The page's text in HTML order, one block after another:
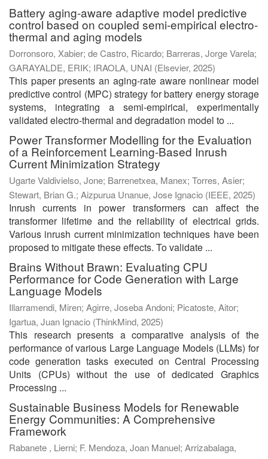
Battery aging-aware adaptive model predictive
control based on coupled semi-empirical electro-
thermal and aging models
Dorronsoro, Xabier; de Castro, Ricardo; Barreras, Jorge Varela;
GARAYALDE, ERIK; IRAOLA, UNAI (Elsevier, 2025)
This paper presents an aging-rate aware nonlinear model
predictive control (MPC) strategy for battery energy storage
systems, integrating a semi-empirical, experimentally
validated electro-thermal and degradation model to ...
Power Transformer Modelling for the Evaluation
of a Reinforcement Learning-Based Inrush
Current Minimization Strategy
Ugarte Valdivielso, Jone; Barrenetxea, Manex; Torres, Asier;
Stewart, Brian G.; Aizpurua Unanue, Jose Ignacio (IEEE, 2025)
Inrush currents in power transformers can affect the
transformer lifetime and the reliability of electrical grids.
Various inrush current minimization techniques have been
proposed to mitigate these effects. To validate ...
Brains Without Brawn: Evaluating CPU
Performance for Code Generation with Large
Language Models
Illarramendi, Miren; Agirre, Joseba Andoni; Picatoste, Aitor;
Igartua, Juan Ignacio (ThinkMind, 2025)
This research presents a comparative analysis of the
performance of various Large Language Models (LLMs) for
code generation tasks executed on Central Processing
Units (CPUs) without the use of dedicated Graphics
Processing ...
Sustainable Business Models for Renewable
Energy Communities: A Comprehensive
Framework
Rabanete , Lierni; F. Mendoza, Joan Manuel; Arrizabalaga,